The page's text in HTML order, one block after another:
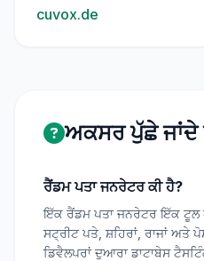
cuvox.de
ਅਕਸਰ ਪੁੱਛੇ ਜਾਂਦੇ
ਰੈਂਡਮ ਪਤਾ ਜਨਰੇਟਰ ਕੀ ਹੈ?
ਇੱਕ ਰੈਂਡਮ ਪਤਾ ਜਨਰੇਟਰ ਇੱਕ ਟੂਲ
ਸਟ੍ਰੀਟ ਪਤੇ, ਸ਼ਹਿਰਾਂ, ਰਾਜਾਂ ਅਤੇ
ਡਿਵੈਲਪਰਾਂ ਦੁਆਰਾ ਡਾਟਾਬੇਸ